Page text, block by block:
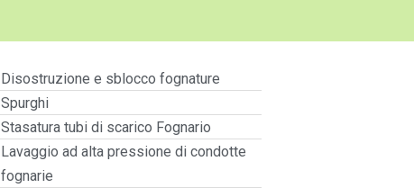
Disostruzione e sblocco fognature
Spurghi
Stasatura tubi di scarico Fognario
Lavaggio ad alta pressione di condotte
fognarie